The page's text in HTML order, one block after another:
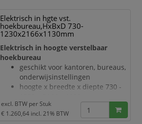
bladdikte 25 mm
draagvermogen 120 kg
geluidsniveau van 42 dB
T-voetonderstel van staal met
slag- en krasvaste poedercoating
in antraciet
hoogteverstelling via 2
elektromotoren
Botsingbescherming
hefsnel
Elektrisch in hgte vst.
hoekbureau,HxBxD 730-
1230x2166x1130mm
Elektrisch in hoogte verstelbaar
hoekbureau
geschikt voor kantoren, bureaus,
onderwijsinstellingen
hoogte x breedte x diepte 730 -
blad van hout met
onderhoudsvriendelijke
excl. BTW per Stuk
€ 1.260,64 incl. 21% BTW